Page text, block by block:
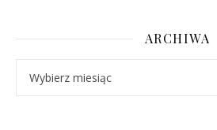
ARCHIWA